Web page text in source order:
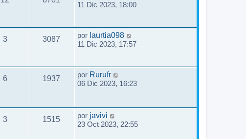
11 Dic 2023, 18:00
3 3087 por laurtia098
11 Dic 2023, 17:57
6 1937 por Rurufr
06 Dic 2023, 16:23
3 1515 por javivi
23 Oct 2023, 22:55